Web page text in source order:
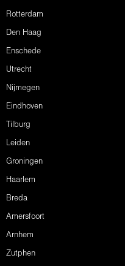
Rotterdam
Den Haag
Enschede
Utrecht
Nijmegen
Eindhoven
Tilburg
Leiden
Groningen
Haarlem
Breda
Amersfoort
Arnhem
Zutphen